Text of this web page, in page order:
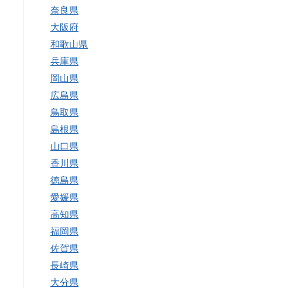
奈良県
大阪府
和歌山県
兵庫県
岡山県
広島県
鳥取県
島根県
山口県
香川県
徳島県
愛媛県
高知県
福岡県
佐賀県
長崎県
大分県